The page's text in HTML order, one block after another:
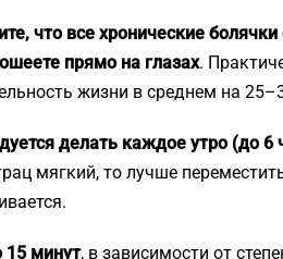
что все хронические болячки
прямо на глазах.
жизни в среднем на
делать каждое утро (до 6
мягкий, то лучше
15 минут, в зависимости от